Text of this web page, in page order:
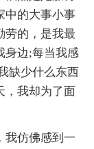
中的大事小事
劳的，是我最
身边;每当我感
缺少什么东西
我却为了面
我仿佛感到一